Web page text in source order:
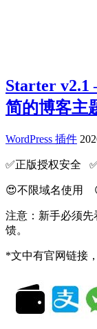
Starter
简的博客主
WordPress 插件
✅️正版授权安全
😍不限域名使用
注意：新手必须先
馈。
*文中有官网链接